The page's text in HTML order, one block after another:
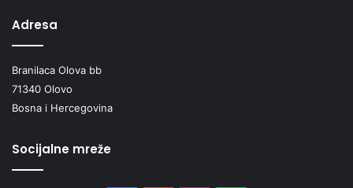
Adresa
Branilaca Olova bb
71340 Olovo
Bosna i Hercegovina
Socijalne mreže